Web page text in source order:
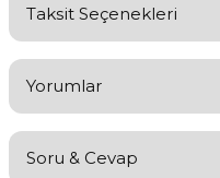
Taksit Seçenekleri
Yorumlar
Soru & Cevap